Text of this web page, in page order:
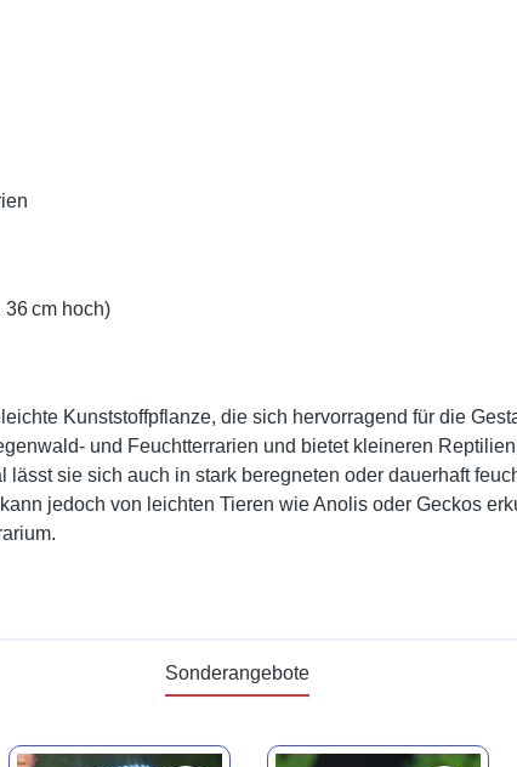
cm hoch)
Kunststoffpflanze, die sich hervorragend für die
und Feuchtterrarien und bietet kleineren
sie sich auch in stark beregneten oder dauerhaft
jedoch von leichten Tieren wie Anolis oder Geckos
Sonderangebote